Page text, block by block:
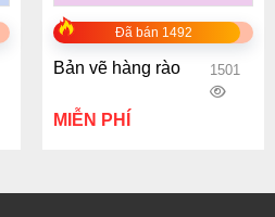
Đã bán 1492
Bản vẽ hàng rào 1501
MIỄN PHÍ